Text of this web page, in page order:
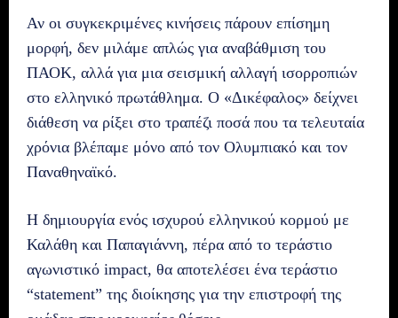
Αν οι συγκεκριμένες κινήσεις πάρουν επίσημη
μορφή, δεν μιλάμε απλώς για αναβάθμιση του
ΠΑΟΚ, αλλά για μια σεισμική αλλαγή ισορροπιών
στο ελληνικό πρωτάθλημα. Ο «Δικέφαλος» δείχνει
διάθεση να ρίξει στο τραπέζι ποσά που τα τελευταία
χρόνια βλέπαμε μόνο από τον Ολυμπιακό και τον
Παναθηναϊκό.
Η δημιουργία ενός ισχυρού ελληνικού κορμού με
Καλάθη και Παπαγιάννη, πέρα από το τεράστιο
αγωνιστικό impact, θα αποτελέσει ένα τεράστιο
“statement” της διοίκησης για την επιστροφή της